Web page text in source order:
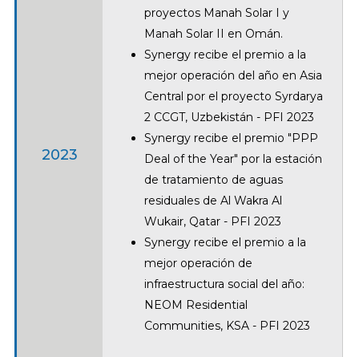
2023
proyectos Manah Solar I y
Manah Solar II en Omán.
Synergy recibe el premio a la
mejor operación del año en Asia
Central por el proyecto Syrdarya
2 CCGT, Uzbekistán - PFI 2023
Synergy recibe el premio "PPP
Deal of the Year" por la estación
de tratamiento de aguas
residuales de Al Wakra Al
Wukair, Qatar - PFI 2023
Synergy recibe el premio a la
mejor operación de
infraestructura social del año:
NEOM Residential
Communities, KSA - PFI 2023